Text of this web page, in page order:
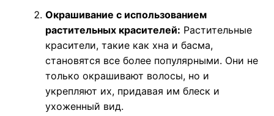
Окрашивание с использованием
растительных красителей: Растительные
красители, такие как хна и басма,
становятся все более популярными. Они не
только окрашивают волосы, но и
укрепляют их, придавая им блеск и
ухоженный вид.